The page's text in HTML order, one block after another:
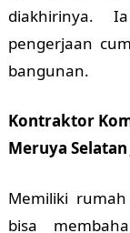
diakhirinya.
pengerjaan
bangunan.
Kontraktor
Meruya
Memiliki
bisa